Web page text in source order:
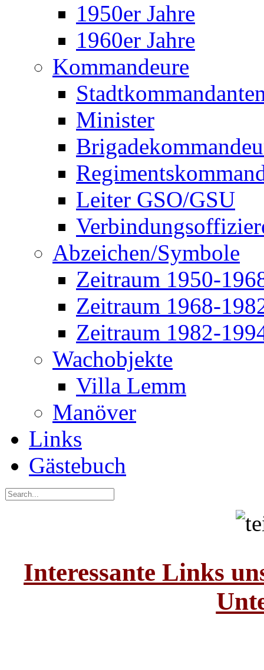
1950er Jahre
1960er Jahre
Kommandeure
Minister
Leiter GSO/GSU
Abzeichen/Symbole
Zeitraum 1950-
Zeitraum 1968-
Zeitraum 1982-
Wachobjekte
Villa Lemm
Manöver
Links
Gästebuch
Interessante Links